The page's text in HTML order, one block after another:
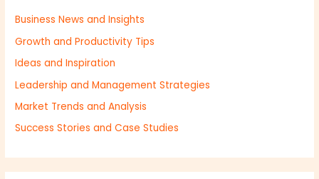
Business News and Insights
Growth and Productivity Tips
Ideas and Inspiration
Leadership and Management Strategies
Market Trends and Analysis
Success Stories and Case Studies